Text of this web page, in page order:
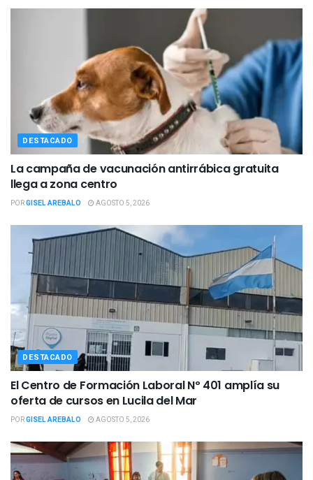
DESTACADO
La campaña de vacunación antirrábica gratuita
llega a zona centro
PORGISEL AREBALO AGOSTO 5, 2026
DESTACADO
El Centro de Formación Laboral Nº 401 amplía su
oferta de cursos en Lucila del Mar
PORGISEL AREBALO AGOSTO 5, 2026